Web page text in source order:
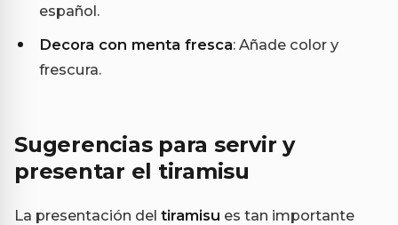
español.
Decora con menta fresca: Añade color y
frescura.
Sugerencias para servir y
presentar el tiramisu
La presentación del tiramisu es tan importante